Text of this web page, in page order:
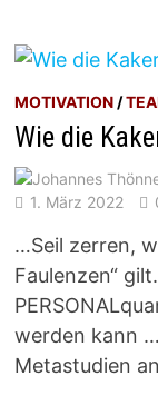
MOTIVATION /
Wie die
1. März 2022
…Seil zerren,
Faulenzen“
werden kann
Metastudien